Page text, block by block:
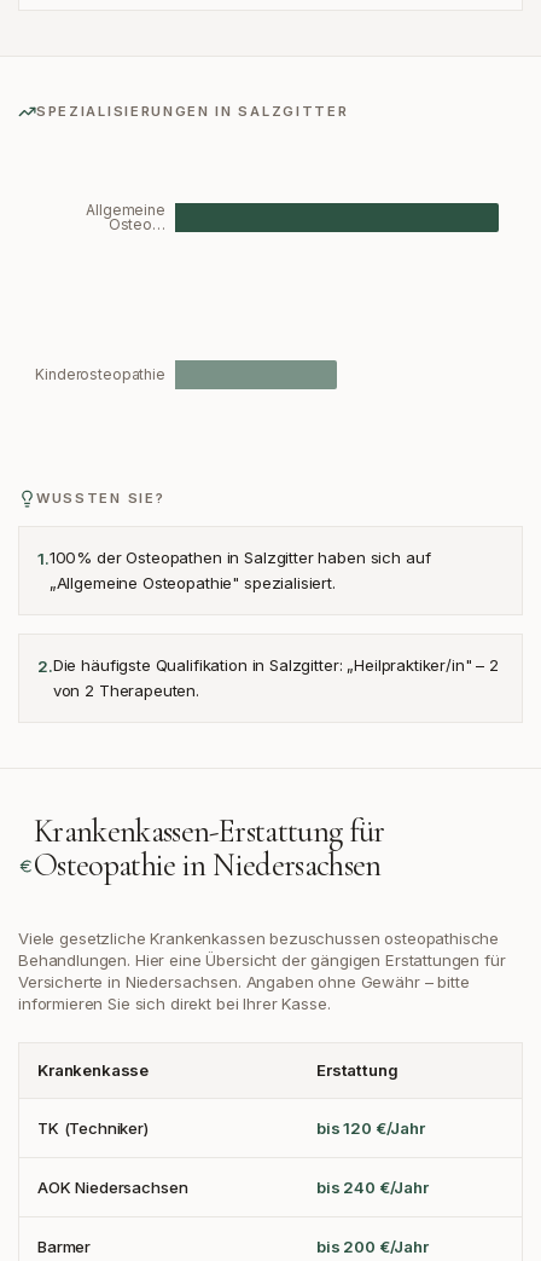
SPEZIALISIERUNGEN INSALZGITTER
Allgemeine
Osteo…
Kinderosteopathie
WUSSTEN SIE?
1.100% der Osteopathen in Salzgitter haben sich auf
„Allgemeine Osteopathie" spezialisiert.
2.Die häufigste Qualifikation in Salzgitter: „Heilpraktiker/in" – 2
von 2 Therapeuten.
Krankenkassen-Erstattung für
Osteopathie inNiedersachsen
Viele gesetzliche Krankenkassen bezuschussen osteopathische
Behandlungen. Hier eine Übersicht der gängigen Erstattungen für
Versicherte in Niedersachsen. Angaben ohne Gewähr – bitte
informieren Sie sich direkt bei Ihrer Kasse.
Krankenkasse Erstattung
TK (Techniker) bis 120 €/Jahr
AOK Niedersachsen bis 240 €/Jahr
Barmer bis 200 €/Jahr